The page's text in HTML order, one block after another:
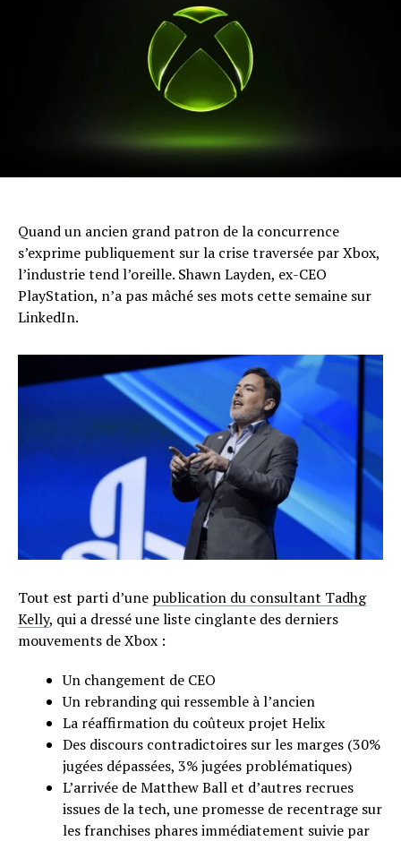
Quand un ancien grand patron de la concurrence
s’exprime publiquement sur la crise traversée par Xbox,
l’industrie tend l’oreille. Shawn Layden, ex-CEO
PlayStation, n’a pas mâché ses mots cette semaine sur
LinkedIn.
Tout est parti d’une publication du consultant Tadhg
Kelly, qui a dressé une liste cinglante des derniers
mouvements de Xbox :
Un changement de CEO
Un rebranding qui ressemble à l’ancien
La réaffirmation du coûteux projet Helix
Des discours contradictoires sur les marges (30%
jugées dépassées, 3% jugées problématiques)
L’arrivée de Matthew Ball et d’autres recrues
issues de la tech, une promesse de recentrage sur
les franchises phares immédiatement suivie par